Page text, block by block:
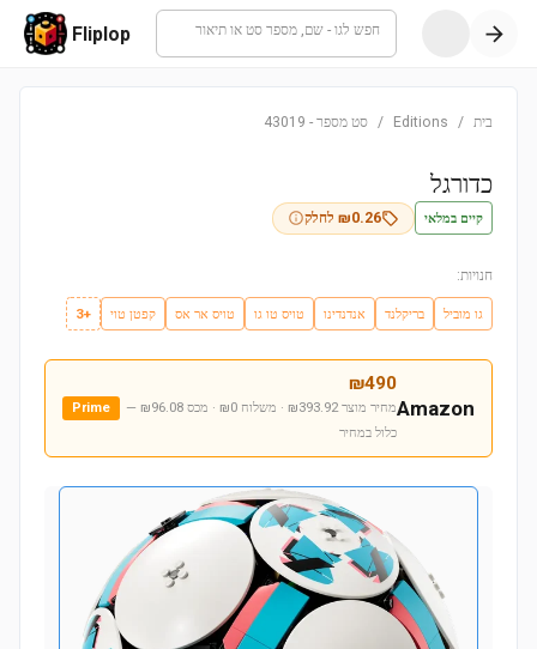
חפש לגו - שם, מספר סט או תיאור Fliplop
בית /
Editions
/ סט מספר -
43019
כדורגל
קיים במלאי ₪0.26 לחלק
חנויות:
גו מוביל בריקלנד אנדנדינו טויס טו גו טויס אר אס קפטן טוי +3
Amazon
₪490
מחיר מוצר ₪393.92 · משלוח ₪0 · מכס ₪96.08
—
כלול במחיר
Prime